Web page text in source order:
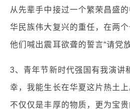
从先辈手中接过一个繁荣昌盛
华民族伟大复兴的重任，在两个
他们喊出震耳欲聋的誓言“请党
3、青年节新时代强国有我演讲
幸，我能生长在华夏这片热土
不仅仅是丰厚的物质，更为宝